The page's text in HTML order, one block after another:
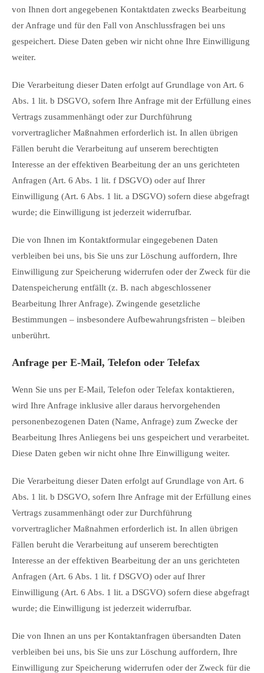
von Ihnen dort angegebenen Kontaktdaten zwecks Bearbeitung
der Anfrage und für den Fall von Anschlussfragen bei uns
gespeichert. Diese Daten geben wir nicht ohne Ihre Einwilligung
weiter.
Die Verarbeitung dieser Daten erfolgt auf Grundlage von Art. 6
Abs. 1 lit. b DSGVO, sofern Ihre Anfrage mit der Erfüllung eines
Vertrags zusammenhängt oder zur Durchführung
vorvertraglicher Maßnahmen erforderlich ist. In allen übrigen
Fällen beruht die Verarbeitung auf unserem berechtigten
Interesse an der effektiven Bearbeitung der an uns gerichteten
Anfragen (Art. 6 Abs. 1 lit. f DSGVO) oder auf Ihrer
Einwilligung (Art. 6 Abs. 1 lit. a DSGVO) sofern diese abgefragt
wurde; die Einwilligung ist jederzeit widerrufbar.
Die von Ihnen im Kontaktformular eingegebenen Daten
verbleiben bei uns, bis Sie uns zur Löschung auffordern, Ihre
Einwilligung zur Speicherung widerrufen oder der Zweck für die
Datenspeicherung entfällt (z. B. nach abgeschlossener
Bearbeitung Ihrer Anfrage). Zwingende gesetzliche
Bestimmungen – insbesondere Aufbewahrungsfristen – bleiben
unberührt.
Anfrage per E-Mail, Telefon oder Telefax
Wenn Sie uns per E-Mail, Telefon oder Telefax kontaktieren,
wird Ihre Anfrage inklusive aller daraus hervorgehenden
personenbezogenen Daten (Name, Anfrage) zum Zwecke der
Bearbeitung Ihres Anliegens bei uns gespeichert und verarbeitet.
Diese Daten geben wir nicht ohne Ihre Einwilligung weiter.
Die Verarbeitung dieser Daten erfolgt auf Grundlage von Art. 6
Abs. 1 lit. b DSGVO, sofern Ihre Anfrage mit der Erfüllung eines
Vertrags zusammenhängt oder zur Durchführung
vorvertraglicher Maßnahmen erforderlich ist. In allen übrigen
Fällen beruht die Verarbeitung auf unserem berechtigten
Interesse an der effektiven Bearbeitung der an uns gerichteten
Anfragen (Art. 6 Abs. 1 lit. f DSGVO) oder auf Ihrer
Einwilligung (Art. 6 Abs. 1 lit. a DSGVO) sofern diese abgefragt
wurde; die Einwilligung ist jederzeit widerrufbar.
Die von Ihnen an uns per Kontaktanfragen übersandten Daten
verbleiben bei uns, bis Sie uns zur Löschung auffordern, Ihre
Einwilligung zur Speicherung widerrufen oder der Zweck für die